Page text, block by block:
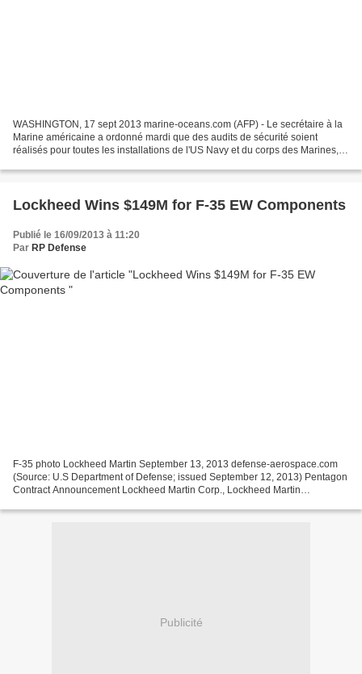
WASHINGTON, 17 sept 2013 marine-oceans.com (AFP) - Le secrétaire à la
Marine américaine a ordonné mardi que des audits de sécurité soient
réalisés pour toutes les installations de l'US Navy et du corps des Marines, a
Lockheed Wins $149M for F-35 EW Components
Publié le 16/09/2013 à 11:20
Par RP Defense
F-35 photo Lockheed Martin September 13, 2013 defense-aerospace.com
(Source: U.S Department of Defense; issued September 12, 2013) Pentagon
Contract Announcement Lockheed Martin Corp., Lockheed Martin
Publicité